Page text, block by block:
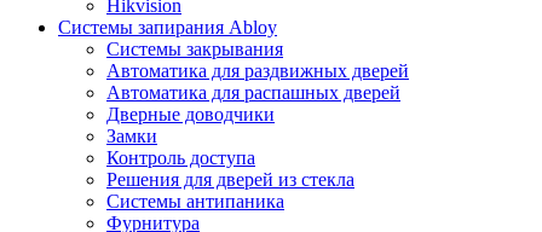
Hikvision
Системы запирания Abloy
Cистемы закрывания
Автоматика для раздвижных дверей
Автоматика для распашных дверей
Дверные доводчики
Замки
Контроль доступа
Решения для дверей из стекла
Системы антипаника
Фурнитура